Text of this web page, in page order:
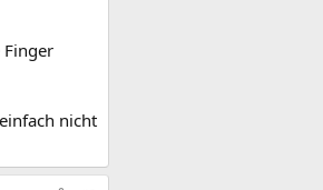
Finger
nicht